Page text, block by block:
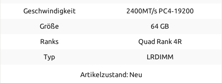
Geschwindigkeit
2400MT/s PC4‑19200
Größe
64 GB
Ranks
Quad Rank 4R
Typ
LRDIMM
Artikelzustand: Neu